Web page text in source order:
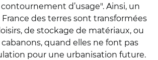
d’usage". Ainsi, un
des terres sont transformées
de stockage de matériaux, ou
quand elles ne font pas
pour une urbanisation future.